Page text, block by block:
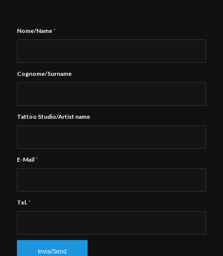
Nome/Name*
Cognome/Surname
Tattoo Studio/Artist name
E-Mail*
Tel.*